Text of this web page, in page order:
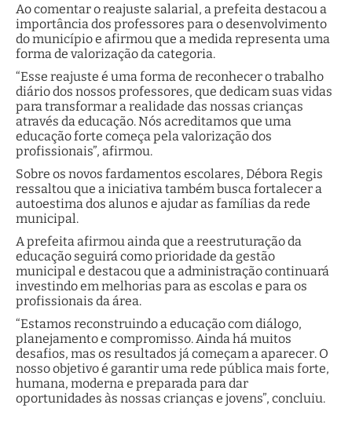
Ao comentar o reajuste salarial, a prefeita destacou a
importância dos professores para o desenvolvimento
do município e afirmou que a medida representa uma
forma de valorização da categoria.
“Esse reajuste é uma forma de reconhecer o trabalho
diário dos nossos professores, que dedicam suas vidas
para transformar a realidade das nossas crianças
através da educação. Nós acreditamos que uma
educação forte começa pela valorização dos
profissionais”, afirmou.
Sobre os novos fardamentos escolares, Débora Regis
ressaltou que a iniciativa também busca fortalecer a
autoestima dos alunos e ajudar as famílias da rede
municipal.
A prefeita afirmou ainda que a reestruturação da
educação seguirá como prioridade da gestão
municipal e destacou que a administração continuará
investindo em melhorias para as escolas e para os
profissionais da área.
“Estamos reconstruindo a educação com diálogo,
planejamento e compromisso. Ainda há muitos
desafios, mas os resultados já começam a aparecer. O
nosso objetivo é garantir uma rede pública mais forte,
humana, moderna e preparada para dar
oportunidades às nossas crianças e jovens”, concluiu.